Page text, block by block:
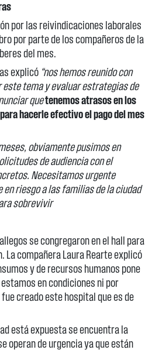
por las reivindicaciones laborales
por parte de los compañeros de la
del mes.
explicó “nos hemos reunido con
este tema y evaluar estrategias de
quetenemos atrasos en los
hacerle efectivo el pago del mes
, obviamente pusimos en
de audiencia con el
Necesitamos urgente
en riesgo a las familias de la ciudad
sobrevivir
se congregaron en el hall para
compañera Laura Rearte explicó
y de recursos humanos pone
en condiciones ni por
creado este hospital que es de
está expuesta se encuentra la
operan de urgencia ya que están